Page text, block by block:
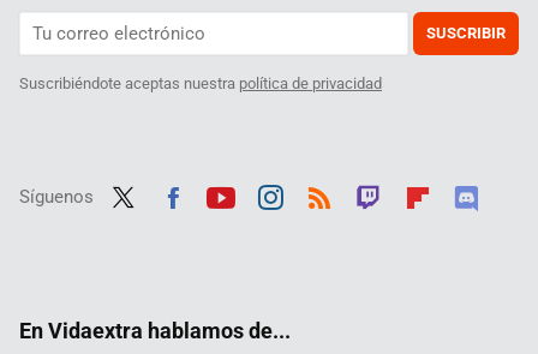
SUSCRIBIR
Suscribiéndote aceptas nuestra política de privacidad
Síguenos
En Vidaextra hablamos de...